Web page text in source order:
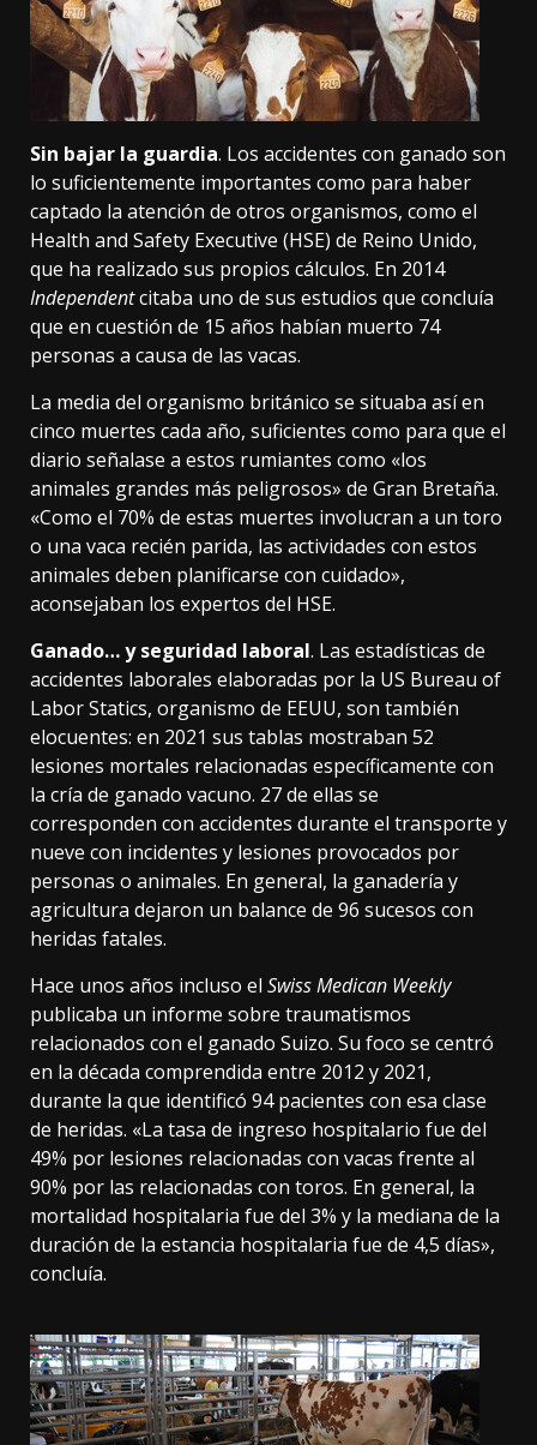
Sin bajar la guardia. Los accidentes con ganado son
lo suficientemente importantes como para haber
captado la atención de otros organismos, como el
Health and Safety Executive (HSE) de Reino Unido,
que ha realizado sus propios cálculos. En 2014
Independentcitaba uno de sus estudios que concluía
que en cuestión de 15 años habían muerto 74
personas a causa de las vacas.
La media del organismo británico se situaba así en
cinco muertes cada año, suficientes como para que el
diario señalase a estos rumiantes como «los
animales grandes más peligrosos» de Gran Bretaña.
«Como el 70% de estas muertes involucran a un toro
o una vaca recién parida, las actividades con estos
animales deben planificarse con cuidado»,
aconsejaban los expertos del HSE.
Ganado… y seguridad laboral. Las estadísticas de
accidentes laborales elaboradas por la US Bureau of
Labor Statics, organismo de EEUU, son también
elocuentes: en 2021 sus tablas mostraban 52
lesiones mortales relacionadas específicamente con
la cría de ganado vacuno. 27 de ellas se
corresponden con accidentes durante el transporte y
nueve con incidentes y lesiones provocados por
personas o animales. En general, la ganadería y
agricultura dejaron un balance de 96 sucesos con
heridas fatales.
Hace unos años incluso el Swiss Medican Weekly
publicaba un informe sobre traumatismos
relacionados con el ganado Suizo. Su foco se centró
en la década comprendida entre 2012 y 2021,
durante la que identificó 94 pacientes con esa clase
de heridas. «La tasa de ingreso hospitalario fue del
49% por lesiones relacionadas con vacas frente al
90% por las relacionadas con toros. En general, la
mortalidad hospitalaria fue del 3% y la mediana de la
duración de la estancia hospitalaria fue de 4,5 días»,
concluía.